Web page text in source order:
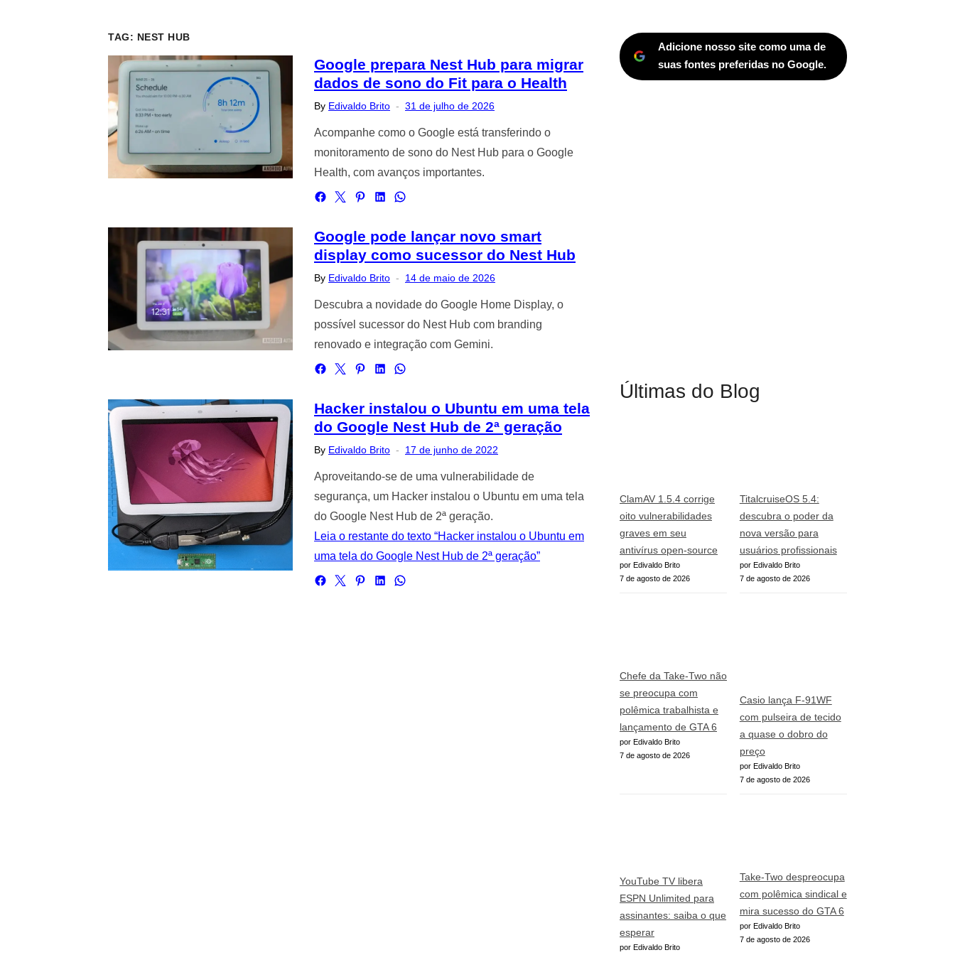
TAG: NEST HUB
Google prepara Nest Hub para migrar
dados de sono do Fit para o Health
By Edivaldo Brito
Posted
31 de julho de 2026
Acompanhe como o Google está transferindo o
monitoramento de sono do Nest Hub para o Google
Health, com avanços importantes.
Google pode lançar novo smart
display como sucessor do Nest Hub
By Edivaldo Brito
Posted
14 de maio de 2026
Descubra a novidade do Google Home Display, o
possível sucessor do Nest Hub com branding
renovado e integração com Gemini.
Hacker instalou o Ubuntu em uma tela
do Google Nest Hub de 2ª geração
By Edivaldo Brito
Posted
17 de junho de 2022
Aproveitando-se de uma vulnerabilidade de
segurança, um Hacker instalou o Ubuntu em uma tela
do Google Nest Hub de 2ª geração.
Leia o restante do texto “Hacker instalou o Ubuntu em
uma tela do Google Nest Hub de 2ª geração”
Adicione nosso site como uma de
suas fontes preferidas no Google.
Últimas do Blog
ClamAV 1.5.4 corrige
oito vulnerabilidades
graves em seu
antivírus open-source
por Edivaldo Brito
7 de agosto de 2026
TitalcruiseOS 5.4:
descubra o poder da
nova versão para
usuários profissionais
por Edivaldo Brito
7 de agosto de 2026
Chefe da Take-Two não
se preocupa com
polêmica trabalhista e
lançamento de GTA 6
por Edivaldo Brito
7 de agosto de 2026
Casio lança F-91WF
com pulseira de tecido
a quase o dobro do
preço
por Edivaldo Brito
7 de agosto de 2026
YouTube TV libera
ESPN Unlimited para
assinantes: saiba o que
esperar
por Edivaldo Brito
Take-Two despreocupa
com polêmica sindical e
mira sucesso do GTA 6
por Edivaldo Brito
7 de agosto de 2026